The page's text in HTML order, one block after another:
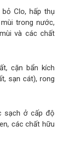
Clo, hấp thụ
trong nước,
và các chất
cặn bẩn kích
sạn cát), rong
sạch ở cấp độ
các chất hữu